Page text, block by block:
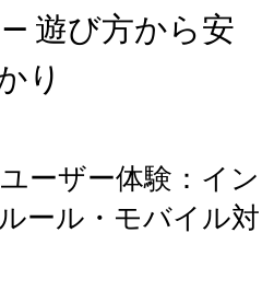
遊び方から安
り
ーザー体験：イン
ール・モバイル対